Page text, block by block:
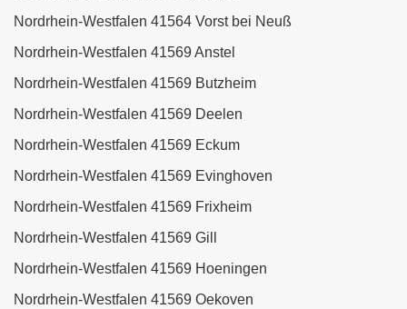
Nordrhein-Westfalen 41564 Vorst bei Neuß
Nordrhein-Westfalen 41569 Anstel
Nordrhein-Westfalen 41569 Butzheim
Nordrhein-Westfalen 41569 Deelen
Nordrhein-Westfalen 41569 Eckum
Nordrhein-Westfalen 41569 Evinghoven
Nordrhein-Westfalen 41569 Frixheim
Nordrhein-Westfalen 41569 Gill
Nordrhein-Westfalen 41569 Hoeningen
Nordrhein-Westfalen 41569 Oekoven